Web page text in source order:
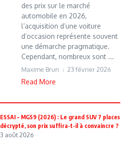
des prix sur le marché
automobile en 2026,
l’acquisition d’une voiture
d’occasion représente souvent
une démarche pragmatique.
Cependant, nombreux sont ...
Maxime Brun 23 février 2026
Read More
ESSAI – MGS9 (2026) : Le grand SUV 7 places
décrypté, son prix suffira-t-il à convaincre ?
3 août 2026